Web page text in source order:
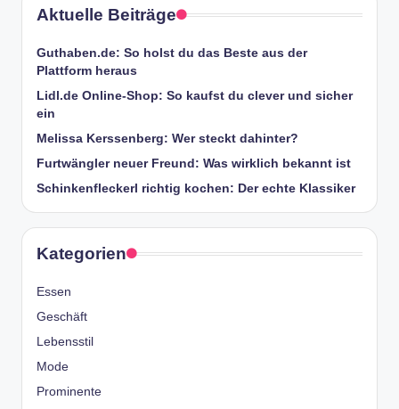
Aktuelle Beiträge
Guthaben.de: So holst du das Beste aus der
Plattform heraus
Lidl.de Online-Shop: So kaufst du clever und sicher
ein
Melissa Kerssenberg: Wer steckt dahinter?
Furtwängler neuer Freund: Was wirklich bekannt ist
Schinkenfleckerl richtig kochen: Der echte Klassiker
Kategorien
Essen
Geschäft
Lebensstil
Mode
Prominente